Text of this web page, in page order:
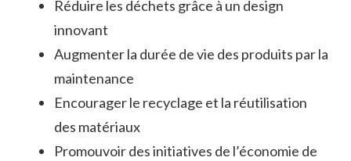
Réduire les déchets grâce à un design
innovant
Augmenter la durée de vie des produits par la
maintenance
Encourager le recyclage et la réutilisation
des matériaux
Promouvoir des initiatives de l’économie de